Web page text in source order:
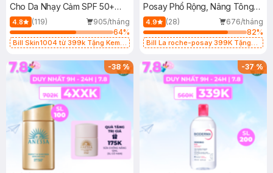
Cho Da Nhạy Cảm SPF 50+
50ml
4.8 (119)
905/tháng
64%
Bill Skin1004 từ 399k Tặng Kem
SPF 50+ 20ml (SL Có Hạn)
Posay Phổ Rộng, Nâng Tông
Kiềm Dầu 50ml
4.9 (28)
676/tháng
82%
Bill La roche-posay 399K Tặng
(SL có hạn)
-38% -37%